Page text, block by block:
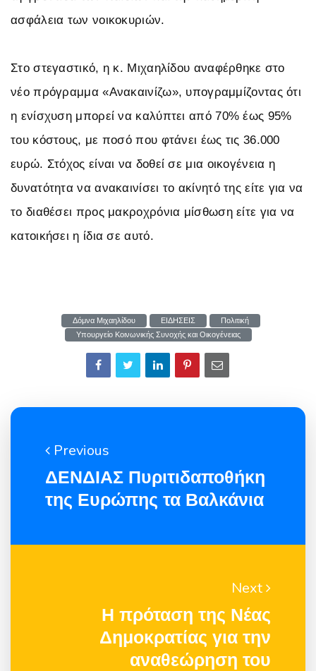
ασφάλεια των νοικοκυριών.
Στο στεγαστικό, η κ. Μιχαηλίδου αναφέρθηκε στο
νέο πρόγραμμα «Ανακαινίζω», υπογραμμίζοντας ότι
η ενίσχυση μπορεί να καλύπτει από 70% έως 95%
του κόστους, με ποσό που φτάνει έως τις 36.000
ευρώ. Στόχος είναι να δοθεί σε μια οικογένεια η
δυνατότητα να ανακαινίσει το ακίνητό της είτε για να
το διαθέσει προς μακροχρόνια μίσθωση είτε για να
κατοικήσει η ίδια σε αυτό.
Δόμνα Μιχαηλίδου ΕΙΔΗΣΕΙΣ
Πολιτική
Υπουργείο Κοινωνικής Συνοχής και Οικογένειας
Previous
ΔΕΝΔΙΑΣ Πυριτιδαποθήκη
της Ευρώπης τα Βαλκάνια
Next
H πρόταση της Νέας
Δημοκρατίας για την
αναθεώρηση του